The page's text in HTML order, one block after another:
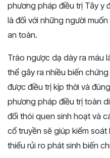
phương pháp điều trị Tây y
là đối với những người
an toàn.
Trào ngược dạ dày ra máu
thể gây ra nhiều biến
được điều trị kịp thời và
phương pháp điều trị toàn
đổi thói quen sinh hoạt và
cổ truyền sẽ giúp kiểm
thiểu rủi ro phát sinh biến